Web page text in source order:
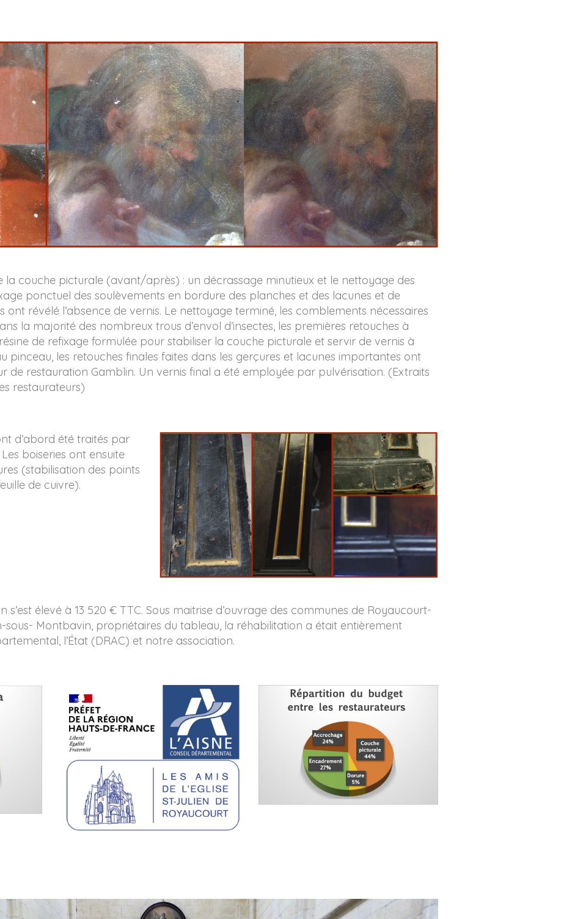
la couche picturale (avant/après) : un décrassage minutieux et le nettoyage des
ponctuel des soulèvements en bordure des planches et des lacunes et de
ont révélé l’absence de vernis. Le nettoyage terminé, les comblements nécessaires
la majorité des nombreux trous d’envol d’insectes, les premières retouches à
de refixage formulée pour stabiliser la couche picturale et servir de vernis à
pinceau, les retouches finales faites dans les gerçures et lacunes importantes ont
de restauration Gamblin. Un vernis final a été employée par pulvérisation. (Extraits
restaurateurs)
d’abord été traités par
boiseries ont ensuite
(stabilisation des points
de cuivre).
s’est élevé à 13 520 € TTC. Sous maitrise d’ouvrage des communes de Royaucourt-
sous- Montbavin, propriétaires du tableau, la réhabilitation a était entièrement
l’État (DRAC) et notre association.